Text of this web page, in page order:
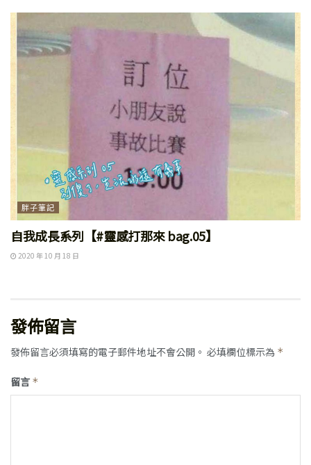
胖子筆記
自我成長系列【#靈感打那來 bag.05】
2020 年 10 月 18 日
發佈留言
發佈留言必須填寫的電子郵件地址不會公開。 必填欄位標示為 *
留言 *